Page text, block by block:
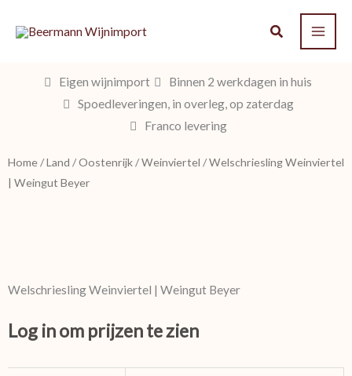
naar
Eigen wijnimport
Binnen 2 werkdagen in huis
Spoedleveringen, in overleg, op zaterdag
Franco levering
Home/Land /Oostenrijk/Weinviertel / Welschriesling Weinviertel
| Weingut Beyer
Welschriesling Weinviertel | Weingut Beyer
Log in om prijzen te zien